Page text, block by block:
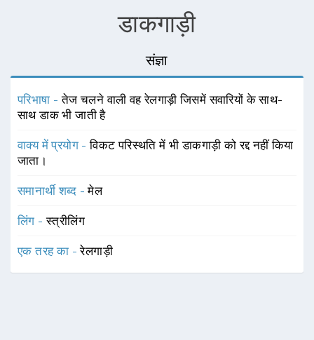
डाकगाड़ी
संज्ञा
परिभाषा -तेज चलने वाली वह रेलगाड़ी जिसमें सवारियों के साथ-
साथ डाक भी जाती है
वाक्य में प्रयोग -विकट परिस्थति में भी डाकगाड़ी को रद्द नहीं किया
जाता।
समानार्थी शब्द -मेल
लिंग -स्त्रीलिंग
एक तरह का -रेलगाड़ी